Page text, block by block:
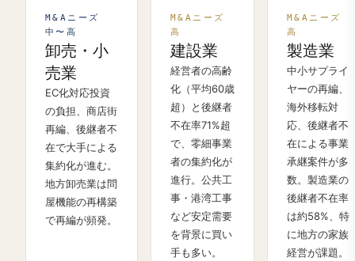
M&Aニーズ
中〜高
卸売・小
売業
EC化対応投資
の負担、商店街
再編、後継者不
在で大手による
集約化が進む。
地方卸売業は問
屋機能の再構築
で再編が頻発。
M&Aニーズ
高
建設業
経営者の高齢
化（平均60歳
超）と後継者
不在率71%超
で、零細事業
者の集約化が
進行。公共工
事・港湾工事
など安定需要
を背景に買い
手も多い。
M&Aニーズ
高
製造業
中小サプライ
ヤーの再編、
海外移転対
応、後継者不
在による事業
承継案件が多
数。製造業の
後継者不在率
は約58%、特
に地方の家族
経営が課題。